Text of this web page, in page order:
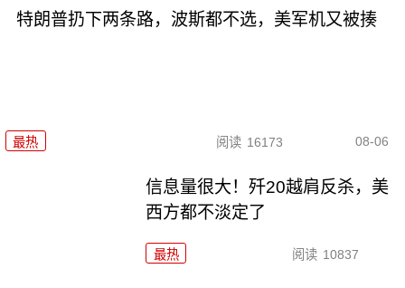
特朗普扔下两条路，波斯都不选，美军机又被揍
最热 阅读 16173 08-06
信息量很大！歼20越肩反杀，美
西方都不淡定了
最热 阅读 10837